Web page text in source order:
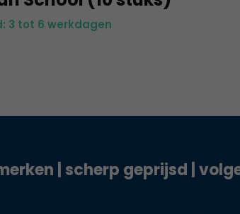
3 tot 6 werkdagen
| scherp geprijsd |